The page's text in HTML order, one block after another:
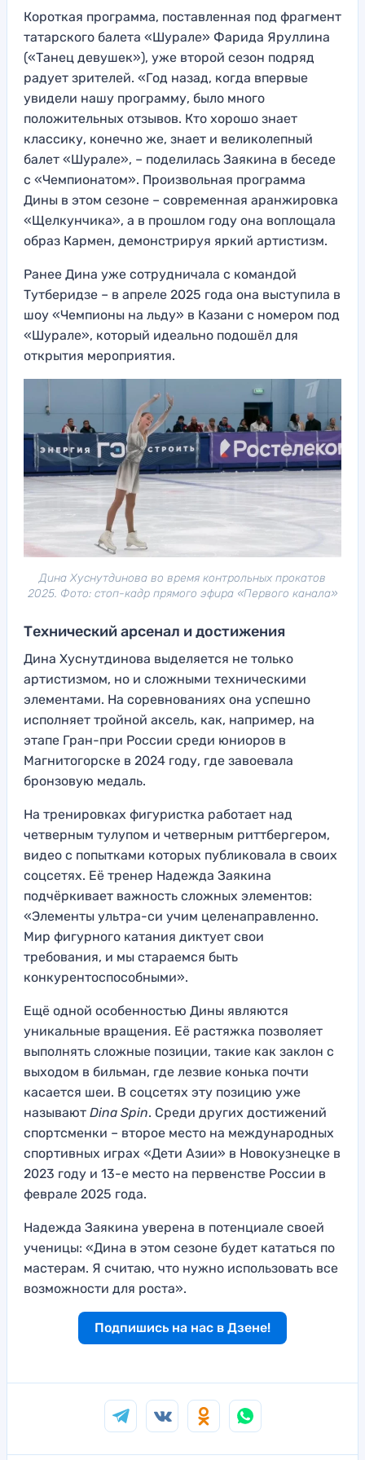
Короткая программа, поставленная под фрагмент
татарского балета «Шурале» Фарида Яруллина
(«Танец девушек»), уже второй сезон подряд
радует зрителей. «Год назад, когда впервые
увидели нашу программу, было много
положительных отзывов. Кто хорошо знает
классику, конечно же, знает и великолепный
балет «Шурале», – поделилась Заякина в беседе
с «Чемпионатом». Произвольная программа
Дины в этом сезоне – современная аранжировка
«Щелкунчика», а в прошлом году она воплощала
образ Кармен, демонстрируя яркий артистизм.
Ранее Дина уже сотрудничала с командой
Тутберидзе – в апреле 2025 года она выступила в
шоу «Чемпионы на льду» в Казани с номером под
«Шурале», который идеально подошёл для
открытия мероприятия.
Дина Хуснутдинова во время контрольных прокатов
2025. Фото: стоп-кадр прямого эфира «Первого канала»
Технический арсенал и достижения
Дина Хуснутдинова выделяется не только
артистизмом, но и сложными техническими
элементами. На соревнованиях она успешно
исполняет тройной аксель, как, например, на
этапе Гран-при России среди юниоров в
Магнитогорске в 2024 году, где завоевала
бронзовую медаль.
На тренировках фигуристка работает над
четверным тулупом и четверным риттбергером,
видео с попытками которых публиковала в своих
соцсетях. Её тренер Надежда Заякина
подчёркивает важность сложных элементов:
«Элементы ультра-си учим целенаправленно.
Мир фигурного катания диктует свои
требования, и мы стараемся быть
конкурентоспособными».
Ещё одной особенностью Дины являются
уникальные вращения. Её растяжка позволяет
выполнять сложные позиции, такие как заклон с
выходом в бильман, где лезвие конька почти
касается шеи. В соцсетях эту позицию уже
называют Dina Spin. Среди других достижений
спортсменки – второе место на международных
спортивных играх «Дети Азии» в Новокузнецке в
2023 году и 13-е место на первенстве России в
феврале 2025 года.
Надежда Заякина уверена в потенциале своей
ученицы: «Дина в этом сезоне будет кататься по
мастерам. Я считаю, что нужно использовать все
возможности для роста».
Подпишись на нас в Дзене!